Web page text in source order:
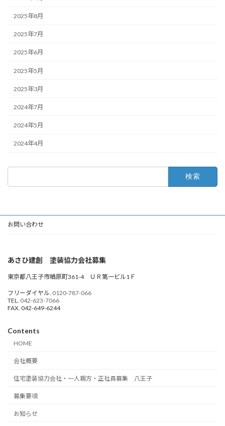
2025年8月
2025年7月
2025年6月
2025年5月
2025年3月
2024年7月
2024年5月
2024年4月
お問い合わせ
あさひ建創 塗装協力会社募集
東京都八王子市楢原町361-4 ＵＲ第一ビル1Ｆ
フリーダイヤル. 0120-787-066
TEL. 042-623-7066
FAX. 042-649-6244
Contents
HOME
会社概要
住宅塗装協力会社・一人親方・正社員募集 八王子
募集要項
お知らせ